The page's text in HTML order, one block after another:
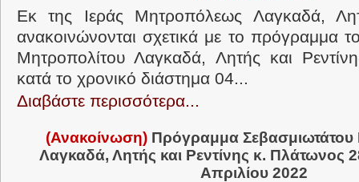
Εκ της Ιεράς Μητροπόλεως Λαγκαδά,
ανακοινώνονται σχετικά με το πρόγραμμα
Μητροπολίτου Λαγκαδά, Λητής και
κατά το χρονικό διάστημα 04...
Διαβάστε περισσότερα...
(Ανακοίνωση)Πρόγραμμα Σεβασμιωτάτου
Λαγκαδά, Λητής και Ρεντίνης κ. Πλάτωνος
Απριλίου 2022